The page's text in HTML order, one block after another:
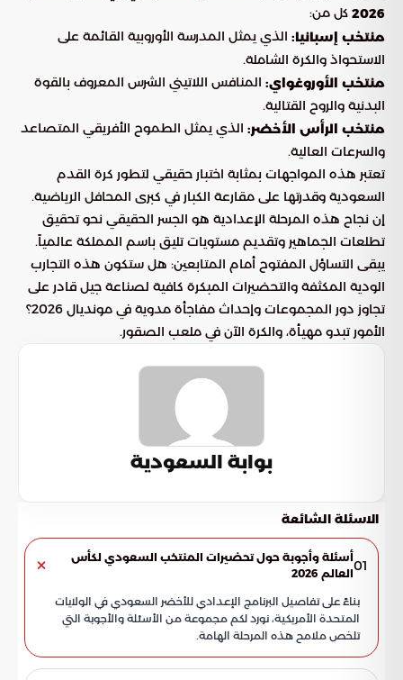
2026 كل من:
منتخب إسبانيا: الذي يمثل المدرسة الأوروبية القائمة على
الاستحواذ والكرة الشاملة.
منتخب الأوروغواي: المنافس اللاتيني الشرس المعروف بالقوة
البدنية والروح القتالية.
منتخب الرأس الأخضر: الذي يمثل الطموح الأفريقي المتصاعد
والسرعات العالية.
تعتبر هذه المواجهات بمثابة اختبار حقيقي لتطور كرة القدم
السعودية وقدرتها على مقارعة الكبار في كبرى المحافل الرياضية.
إن نجاح هذه المرحلة الإعدادية هو الجسر الحقيقي نحو تحقيق
تطلعات الجماهير وتقديم مستويات تليق باسم المملكة عالمياً.
يبقى التساؤل المفتوح أمام المتابعين: هل ستكون هذه التجارب
الودية المكثفة والتحضيرات المبكرة كافية لصناعة جيل قادر على
تجاوز دور المجموعات وإحداث مفاجأة مدوية في مونديال 2026؟
الأمور تبدو مهيأة، والكرة الآن في ملعب الصقور.
بوابة السعودية
الاسئلة الشائعة
01أسئلة وأجوبة حول تحضيرات المنتخب السعودي لكأس
العالم 2026
بناءً على تفاصيل البرنامج الإعدادي للأخضر السعودي في الولايات
المتحدة الأمريكية، نورد لكم مجموعة من الأسئلة والأجوبة التي
تلخص ملامح هذه المرحلة الهامة.